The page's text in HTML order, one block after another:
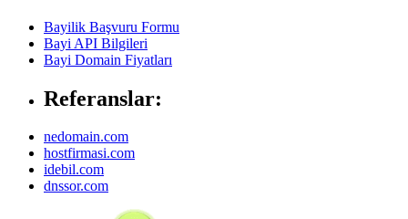
Bayilik Başvuru Formu
Bayi API Bilgileri
Bayi Domain Fiyatları
Referanslar:
nedomain.com
hostfirmasi.com
idebil.com
dnssor.com